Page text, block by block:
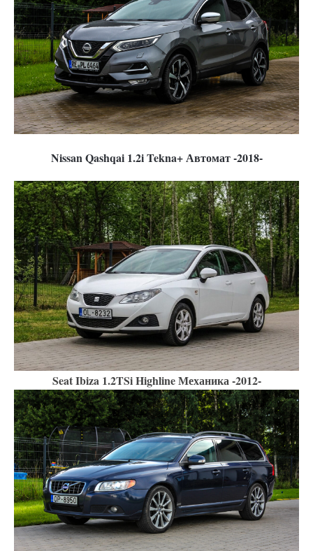
Nissan Qashqai 1.2i Tekna+ Автомат -2018-
Seat Ibiza 1.2TSi Highline Механика -2012-